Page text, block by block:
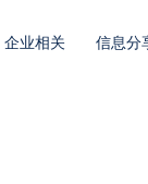
企业相关 信息分